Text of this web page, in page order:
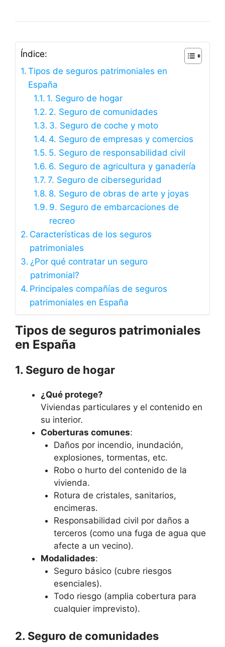
Índice:
Tipos de seguros patrimoniales en
España
1. Seguro de hogar
2. Seguro de comunidades
3. Seguro de coche y moto
4. Seguro de empresas y comercios
5. Seguro de responsabilidad civil
6. Seguro de agricultura y ganadería
7. Seguro de ciberseguridad
8. Seguro de obras de arte y joyas
9. Seguro de embarcaciones de
recreo
Características de los seguros
patrimoniales
¿Por qué contratar un seguro
patrimonial?
Principales compañías de seguros
patrimoniales en España
Tipos de seguros patrimoniales
en España
1. Seguro de hogar
¿Qué protege?
Viviendas particulares y el contenido en
su interior.
Coberturas comunes:
Daños por incendio, inundación,
explosiones, tormentas, etc.
Robo o hurto del contenido de la
vivienda.
Rotura de cristales, sanitarios,
encimeras.
Responsabilidad civil por daños a
terceros (como una fuga de agua que
afecte a un vecino).
Modalidades:
Seguro básico (cubre riesgos
esenciales).
Todo riesgo (amplia cobertura para
cualquier imprevisto).
2. Seguro de comunidades